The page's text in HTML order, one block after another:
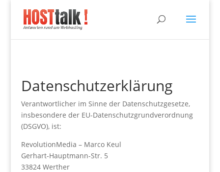
Datenschutzerklärung
Verantwortlicher im Sinne der Datenschutzgesetze,
insbesondere der EU-Datenschutzgrundverordnung
(DSGVO), ist:
RevolutionMedia – Marco Keul
Gerhart-Hauptmann-Str. 5
33824 Werther